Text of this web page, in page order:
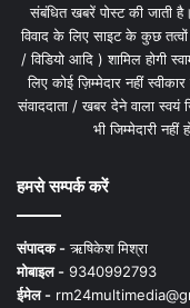
संबंधित खबरें पोस्ट की जाती
विवाद के लिए साइट के कुछ तत्वों
/ विडियो आदि ) शामिल होगी
लिए कोई ज़िम्मेदार नहीं
संवाददाता / खबर देने वाला स्वयं
भी जिम्मेदारी नहीं
हमसे सम्पर्क करें
संपादक -ऋषिकेश मिश्रा
मोबाइल - 9340992793
ईमेल -